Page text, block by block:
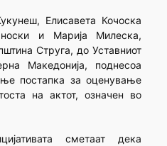
Елисавета Кочоска
и Марија Милеска,
Струга, до Уставниот
Македонија, поднесоа
постапка за оценување
на актот, означен во
сметаат дека